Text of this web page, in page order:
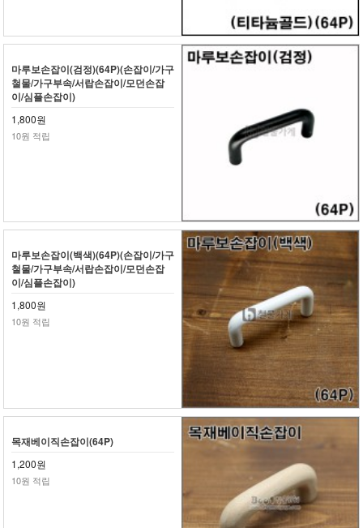
마루보손잡이(검정)(64P)(손잡이/가구
철물/가구부속/서랍손잡이/모던손잡
이/심플손잡이)
1,800원
10원 적립
마루보손잡이(백색)(64P)(손잡이/가구
철물/가구부속/서랍손잡이/모던손잡
이/심플손잡이)
1,800원
10원 적립
목재베이직손잡이(64P)
1,200원
10원 적립